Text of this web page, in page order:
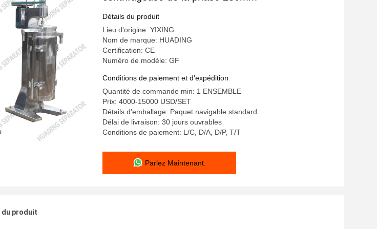
Détails du produit
Lieu d'origine: YIXING
Nom de marque: HUADING
Certification: CE
Numéro de modèle: GF
Conditions de paiement et d'expédition
Quantité de commande min: 1 ENSEMBLE
Prix: 4000-15000 USD/SET
Détails d'emballage: Paquet navigable standard
Délai de livraison: 30 jours ouvrables
Conditions de paiement: L/C, D/A, D/P, T/T
Parlez Maintenant.
du produit